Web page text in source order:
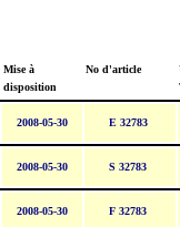
Mise à
disposition
No d'article
2008-05-30 E 32783
2008-05-30 S 32783
2008-05-30 F 32783